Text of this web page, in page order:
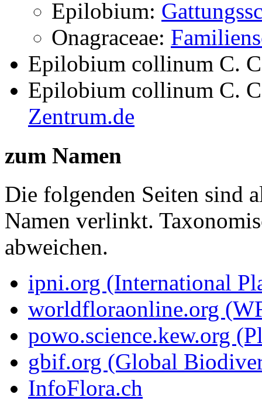
Epilobium:
Onagraceae:
Epilobium collinum C.
Epilobium collinum C.
Zentrum.de
zum Namen
Die folgenden Seiten sind
Namen verlinkt.
abweichen.
ipni.org (International
worldfloraonline.org
powo.science.kew.org
gbif.org (Global
InfoFlora.ch